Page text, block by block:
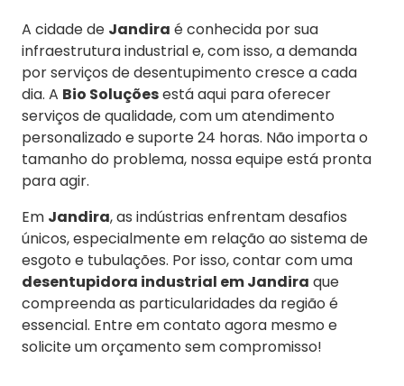
A cidade de Jandira é conhecida por sua
infraestrutura industrial e, com isso, a demanda
por serviços de desentupimento cresce a cada
dia. A Bio Soluçõesestá aqui para oferecer
serviços de qualidade, com um atendimento
personalizado e suporte 24 horas. Não importa o
tamanho do problema, nossa equipe está pronta
para agir.
Em Jandira, as indústrias enfrentam desafios
únicos, especialmente em relação ao sistema de
esgoto e tubulações. Por isso, contar com uma
desentupidora industrial em Jandira que
compreenda as particularidades da região é
essencial. Entre em contato agora mesmo e
solicite um orçamento sem compromisso!